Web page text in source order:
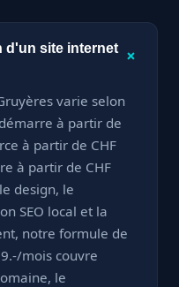
d'un site internet +
varie selon
à partir de
à partir de CHF
à partir de CHF
design, le
SEO local et la
notre formule de
mois couvre
le